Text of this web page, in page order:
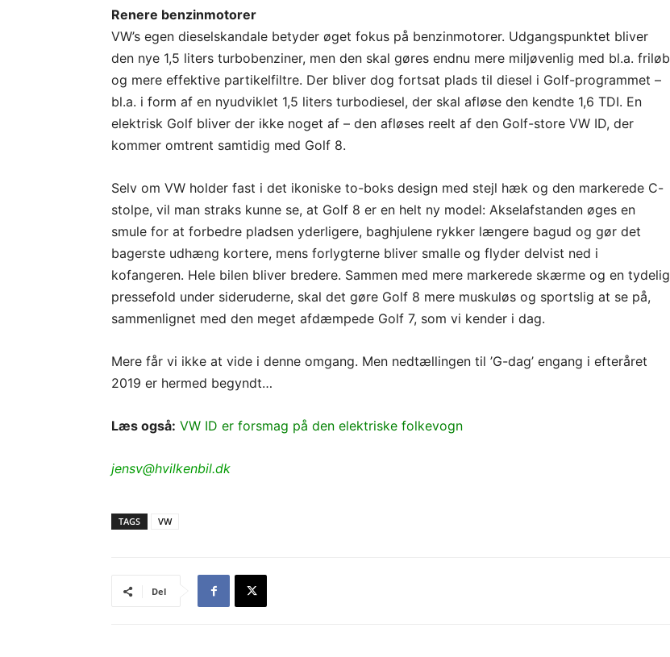
Renere benzinmotorer
VW’s egen dieselskandale betyder øget fokus på benzinmotorer. Udgangspunktet bliver
den nye 1,5 liters turbobenziner, men den skal gøres endnu mere miljøvenlig med bl.a. friløb
og mere effektive partikelfiltre. Der bliver dog fortsat plads til diesel i Golf-programmet –
bl.a. i form af en nyudviklet 1,5 liters turbodiesel, der skal afløse den kendte 1,6 TDI. En
elektrisk Golf bliver der ikke noget af – den afløses reelt af den Golf-store VW ID, der
kommer omtrent samtidig med Golf 8.
Selv om VW holder fast i det ikoniske to-boks design med stejl hæk og den markerede C-
stolpe, vil man straks kunne se, at Golf 8 er en helt ny model: Akselafstanden øges en
smule for at forbedre pladsen yderligere, baghjulene rykker længere bagud og gør det
bagerste udhæng kortere, mens forlygterne bliver smalle og flyder delvist ned i
kofangeren. Hele bilen bliver bredere. Sammen med mere markerede skærme og en tydelig
pressefold under sideruderne, skal det gøre Golf 8 mere muskuløs og sportslig at se på,
sammenlignet med den meget afdæmpede Golf 7, som vi kender i dag.
Mere får vi ikke at vide i denne omgang. Men nedtællingen til ’G-dag’ engang i efteråret
2019 er hermed begyndt…
Læs også: VW ID er forsmag på den elektriske folkevogn
jensv@hvilkenbil.dk
TAGS VW
Del